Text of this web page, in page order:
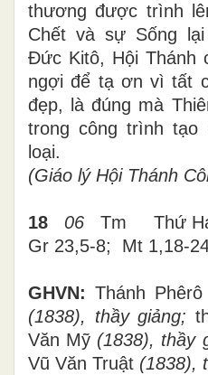
thương được trình
Chết và sự Sống
Đức Kitô, Hội Thánh
ngợi để tạ ơn vì tất
đẹp, là đúng mà
trong công trình tạo
loại.
(Giáo lý Hội Thánh
18 06 Tm Thứ
Gr 23,5-8; Mt 1,18-
GHVN: Thánh
(1838), thầy giảng;
Văn Mỹ (1838), thầy
Vũ Văn Truật (1838),